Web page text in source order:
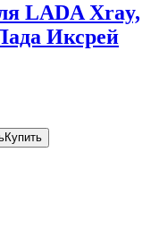
LADA Xray,
Иксрей
Купить